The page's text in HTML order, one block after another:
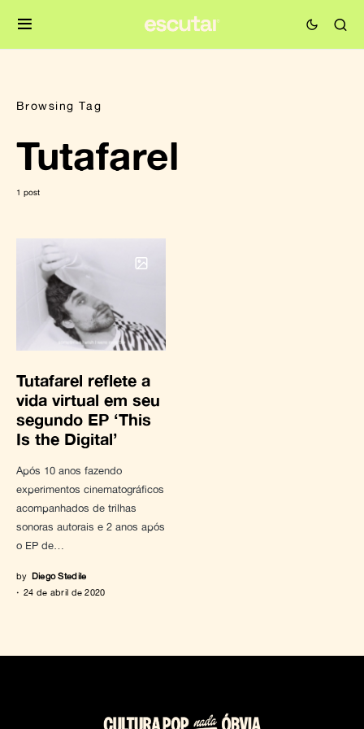
Browsing Tag
Tutafarel
1 post
Tutafarel reflete a
vida virtual em seu
segundo EP ‘This
Is the Digital’
Após 10 anos fazendo
experimentos cinematográficos
acompanhados de trilhas
sonoras autorais e 2 anos após
o EP de…
by Diego Stedile
24 de abril de 2020